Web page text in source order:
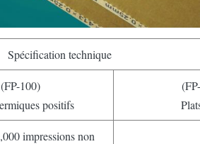
Spécification technique
(FP-100)
positifs
impressions non